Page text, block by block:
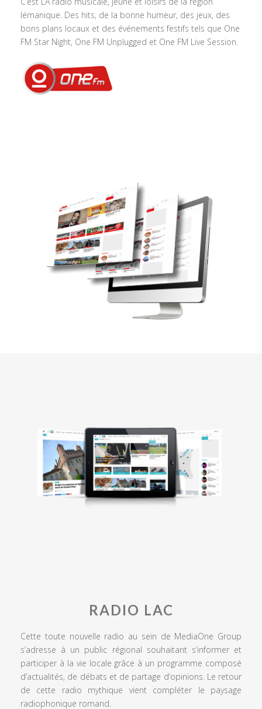
lémanique. Des hits, de la bonne humeur, des jeux, des
bons plans locaux et des événements festifs tels que One
FM Star Night, One FM Unplugged et One FM Live Session.
RADIO LAC
Cette toute nouvelle radio au sein de MediaOne Group
s’adresse à un public régional souhaitant s’informer et
participer à la vie locale grâce à un programme composé
d’actualités, de débats et de partage d’opinions. Le retour
de cette radio mythique vient compléter le paysage
radiophonique romand.